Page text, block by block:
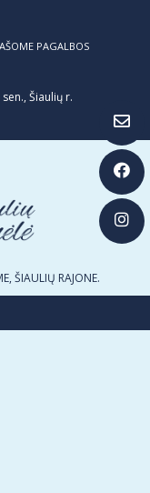
PAGALBOS
Šiaulių r.
ŠIAULIŲ RAJONE.